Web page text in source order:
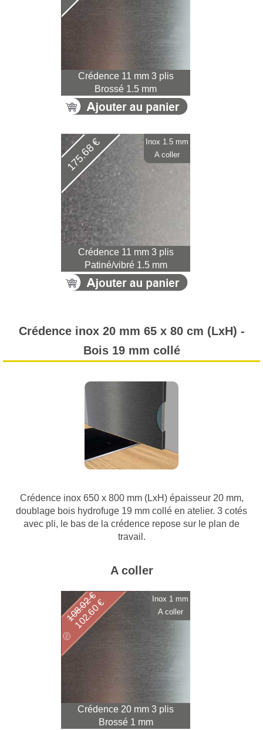
Crédence 11 mm 3 plis
Brossé 1.5 mm
Crédence 11 mm 3 plis
Patiné/vibré 1.5 mm
175.68 €
Inox 1.5 mm
A coller
Crédence inox 20 mm 65 x 80 cm (LxH) -
Bois 19 mm collé
Crédence inox 650 x 800 mm (LxH) épaisseur 20 mm,
doublage bois hydrofuge 19 mm collé en atelier. 3 cotés
avec pli, le bas de la crédence repose sur le plan de
travail.
A coller
Crédence 20 mm 3 plis
Brossé 1 mm
102.60 €
108.02 €
Inox 1 mm
A coller